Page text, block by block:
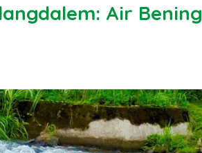
Air Bening